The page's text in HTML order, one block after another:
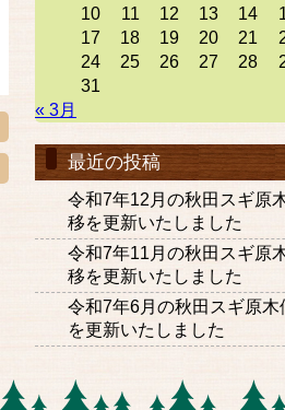
10
11 12 13 14
17
18 19 20 21
24
25 26 27 28
31
« 3月
最近の投稿
令和7年12月の秋田スギ原
移を更新いたしました
令和7年11月の秋田スギ原
移を更新いたしました
令和7年6月の秋田スギ原木
を更新いたしました